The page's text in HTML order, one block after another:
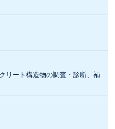
リート構造物の調査・診断、補